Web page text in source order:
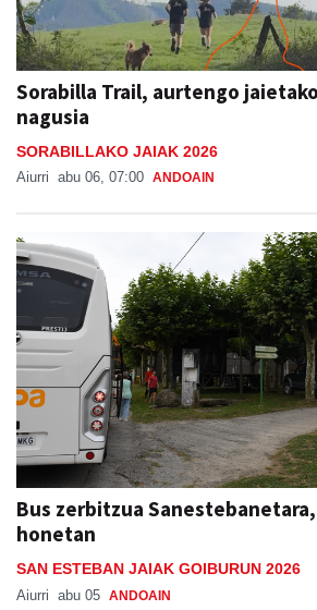
Sorabilla Trail, aurtengo
nagusia
SORABILLAKO JAIAK 2026
Aiurri abu 06, 07:00 ANDOAIN
Bus zerbitzua
honetan
SAN ESTEBAN JAIAK GOIBURUN 2026
Aiurri abu 05 ANDOAIN